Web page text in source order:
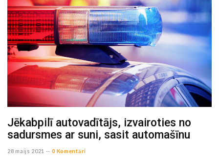
Jēkabpilī autovadītājs, izvairoties no
sadursmes ar suni, sasit automašīnu
28 maijs 2021 -- 0 Komentāri